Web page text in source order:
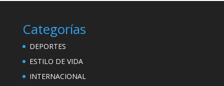
Categorías
DEPORTES
ESTILO DE VIDA
INTERNACIONAL